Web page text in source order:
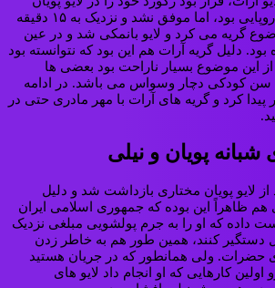
مختاری بزند که هزارتا روپایی بود، اما موفق نشد و نزدیک به ۱۵ دقیقه
گریه می کرد و لایو بانمکی شد و در عین
دلیل گریه آرات هم این بود که نتوانسته بود
این موضوع بسیار ناراحت بود بعضی ها
سن کودکی دچار وسواس می باشد. در ادامه
پیدا کرد و گریه های آرات با مهر مادری حتی در
پویان و نیلی
از لایو پویان مختاری بازداشت شد و دلیل
هم ظاهراً این بوده که جمهوری اسلامی ایران
داده که او را به جرم پولشویی مبلغی نزدیک
پول دستگیر کنند، همین طور هم به خاطر زدن
ولی همانطور که در جریان هستید
کارهایی که او انجام داد لایو های